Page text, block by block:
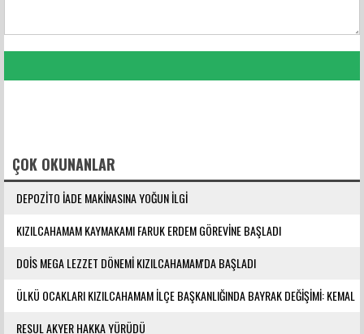
ÇOK OKUNANLAR
DEPOZİTO İADE MAKİNASINA YOĞUN İLGİ
KIZILCAHAMAM KAYMAKAMI FARUK ERDEM GÖREVİNE BAŞLADI
DOİS MEGA LEZZET DÖNEMİ KIZILCAHAMAM'DA BAŞLADI
ÜLKÜ OCAKLARI KIZILCAHAMAM İLÇE BAŞKANLIĞINDA BAYRAK DEĞİŞİMİ: KEMAL
YILMAZ GÖREVE ATANDI
RESUL AKYER HAKKA YÜRÜDÜ